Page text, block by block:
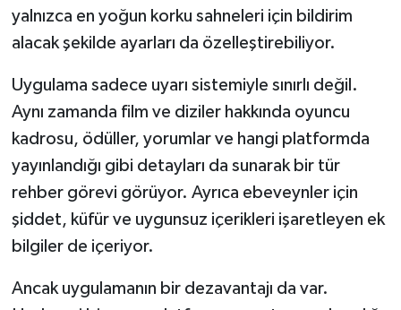
yalnızca en yoğun korku sahneleri için bildirim
alacak şekilde ayarları da özelleştirebiliyor.
Uygulama sadece uyarı sistemiyle sınırlı değil.
Aynı zamanda film ve diziler hakkında oyuncu
kadrosu, ödüller, yorumlar ve hangi platformda
yayınlandığı gibi detayları da sunarak bir tür
rehber görevi görüyor. Ayrıca ebeveynler için
şiddet, küfür ve uygunsuz içerikleri işaretleyen ek
bilgiler de içeriyor.
Ancak uygulamanın bir dezavantajı da var.